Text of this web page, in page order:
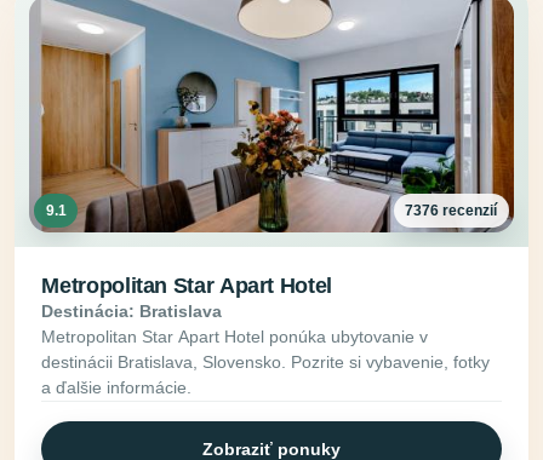
9.1 7376 recenzií
Metropolitan Star Apart Hotel
Destinácia: Bratislava
Metropolitan Star Apart Hotel ponúka ubytovanie v
destinácii Bratislava, Slovensko. Pozrite si vybavenie, fotky
a ďalšie informácie.
Zobraziť ponuky